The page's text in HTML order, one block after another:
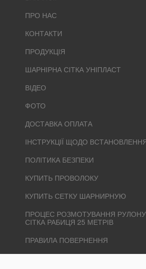
ПРО НАС
КОНТАКТИ
ПРОДУКЦІЯ
ШАРНІРНА СІТКА УНІПЛАСТ
ВІДЕО
ФОТО
ДОСТАВКА ОПЛАТА
ІНСТРУКЦІЇ ЩОДО
ПОЛІТИКА БЕЗПЕКИ
КУПИТЬ ПРОВОЛОКУ
КУПИТЬ СЕТКУ ШАРНИРНУЮ
ПРОЦЕС РОЗМОТУВАННЯ
СІТКА РАБИЦЯ 25 МЕТРІВ
ПРАВИЛА ПОВЕРНЕННЯ